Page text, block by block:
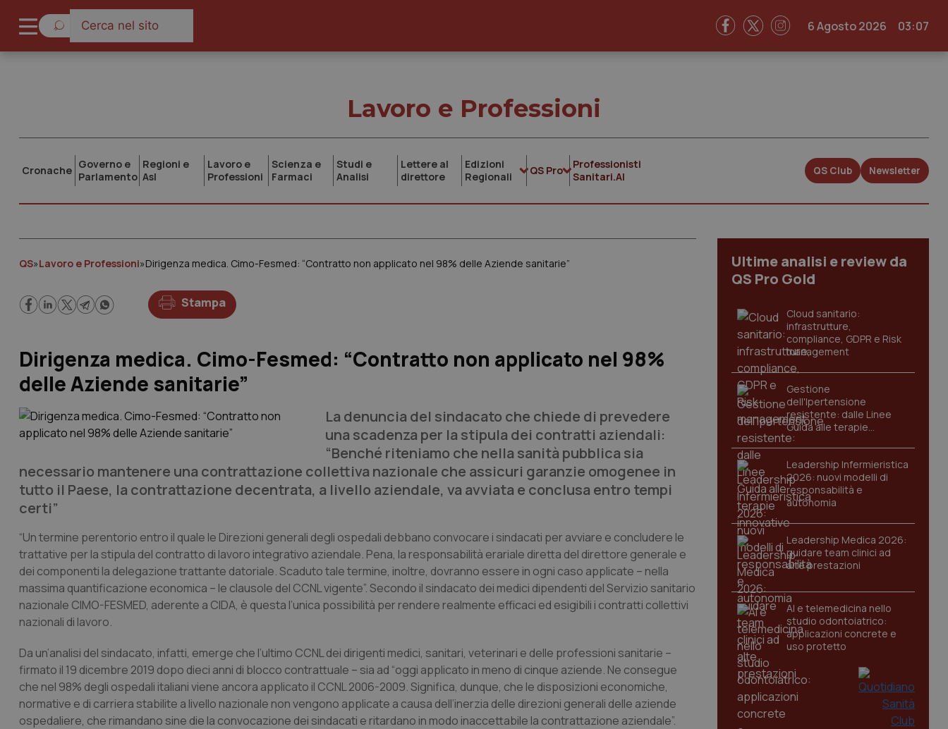
6 Agosto 2026 03:07
Lavoro e Professioni
Cronache Governo e
Parlamento
Regioni e
Asl
Lavoro e
Professioni
Scienza e
Farmaci
Studi e
Analisi
Lettere al
direttore
Edizioni
Regionali
QS Pro
Professionisti
Sanitari.AI
QS Club Newsletter
QS»Lavoro e Professioni»Dirigenza medica. Cimo-Fesmed: “Contratto non applicato nel 98% delle Aziende sanitarie”
Stampa
Dirigenza medica. Cimo-Fesmed: “Contratto non applicato nel 98%
delle Aziende sanitarie”
La denuncia del sindacato che chiede di prevedere
una scadenza per la stipula dei contratti aziendali:
“Benché riteniamo che nella sanità pubblica sia
necessario mantenere una contrattazione collettiva nazionale che assicuri garanzie omogenee in
tutto il Paese, la contrattazione decentrata, a livello aziendale, va avviata e conclusa entro tempi
certi”
“Un termine perentorio entro il quale le Direzioni generali degli ospedali debbano convocare i sindacati per avviare e concludere le
trattative per la stipula del contratto di lavoro integrativo aziendale. Pena, la responsabilità erariale diretta del direttore generale e
dei componenti la delegazione trattante datoriale. Scaduto tale termine, inoltre, dovranno essere in ogni caso applicate – nella
massima quantificazione economica – le clausole del CCNL vigente”. Secondo il sindacato dei medici dipendenti del Servizio sanitario
nazionale CIMO-FESMED, aderente a CIDA, è questa l’unica possibilità per rendere realmente efficaci ed esigibili i contratti collettivi
nazionali di lavoro.
Da un’analisi del sindacato, infatti, emerge che l’ultimo CCNL dei dirigenti medici, sanitari, veterinari e delle professioni sanitarie –
firmato il 19 dicembre 2019 dopo dieci anni di blocco contrattuale – sia ad “oggi applicato in meno di cinque aziende. Ne consegue
che nel 98% degli ospedali italiani viene ancora applicato il CCNL 2006-2009. Significa, dunque, che le disposizioni economiche,
normative e di carriera stabilite a livello nazionale non vengono applicate a causa dell’inerzia delle direzioni generali delle aziende
ospedaliere, che rimandano sine die la convocazione dei sindacati e ritardano in modo inaccettabile la contrattazione aziendale”.
Ultime analisi e review da
QS Pro Gold
Cloud sanitario:
infrastrutture,
compliance, GDPR e Risk
management
Gestione
dell'Ipertensione
resistente: dalle Linee
Guida alle terapie
innovative
Leadership Infermieristica
2026: nuovi modelli di
responsabilità e
autonomia
Leadership Medica 2026:
guidare team clinici ad
alte prestazioni
AI e telemedicina nello
studio odontoiatrico:
applicazioni concrete e
uso protetto